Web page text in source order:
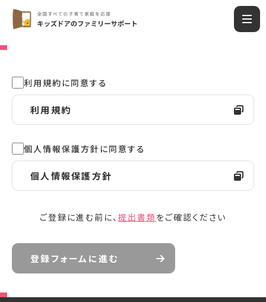
利用規約に同意する
利用規約
個人情報保護方針に同意する
個人情報保護方針
ご登録に進む前に、提出書類 をご確認ください
登録フォームに進む